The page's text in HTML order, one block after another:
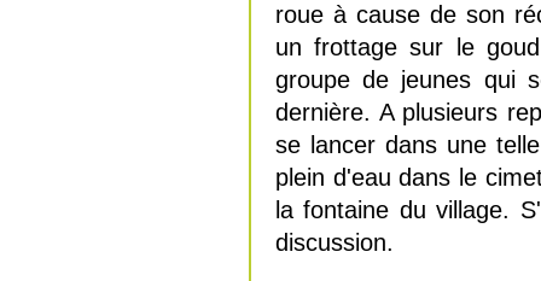
roue à cause de son
un frottage sur le
groupe de jeunes qui
dernière. A plusieurs
se lancer dans une
plein d'eau dans le
la fontaine du village.
discussion.